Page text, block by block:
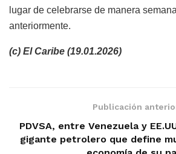
lugar de celebrarse de manera
anteriormente.
(c) El Caribe (19.01.2026)
Publicación
PDVSA, entre Venezuela y
gigante petrolero que define